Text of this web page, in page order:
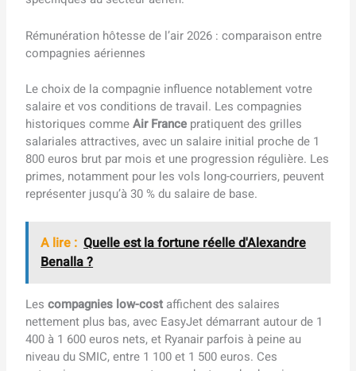
Rémunération hôtesse de l’air 2026 : comparaison entre
compagnies aériennes
Le choix de la compagnie influence notablement votre
salaire et vos conditions de travail. Les compagnies
historiques commeAir France pratiquent des grilles
salariales attractives, avec un salaire initial proche de 1
800 euros brut par mois et une progression régulière. Les
primes, notamment pour les vols long-courriers, peuvent
représenter jusqu’à 30 % du salaire de base.
A lire : Quelle est la fortune réelle d'Alexandre
Benalla ?
Lescompagnies low-cost affichent des salaires
nettement plus bas, avec EasyJet démarrant autour de 1
400 à 1 600 euros nets, et Ryanair parfois à peine au
niveau du SMIC, entre 1 100 et 1 500 euros. Ces